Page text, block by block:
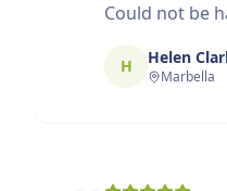
Could not be
H Helen
Marbella